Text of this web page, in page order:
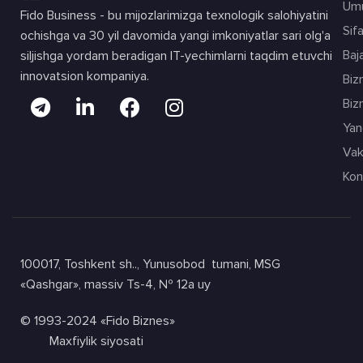
Fido Business - bu mijozlarimizga texnologik salohiyatini
ochishga va 30 yil davomida yangi imkoniyatlar sari olg'a
siljishga yordam beradigan IT-yechimlarni taqdim etuvchi
innovatsion kompaniya.
100017, Toshkent sh.., Yunusobod tumani, MSG
«Qashgar», massiv Ts-4, № 12а uy
© 1993-2024 «Fido Biznes»
Maxfiylik siyosati